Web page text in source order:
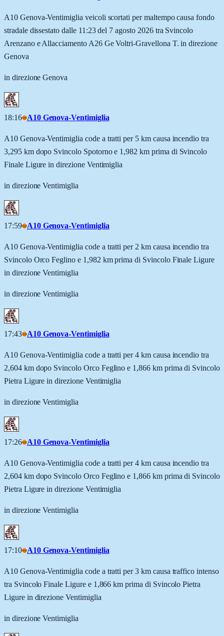
A10 Genova-Ventimiglia veicoli scortati per maltempo causa fondo
stradale dissestato dalle 11:23 del 7 agosto 2026 tra Svincolo
Arenzano e Allacciamento A26 Ge Voltri-Gravellona T. in direzione
Genova
in direzione Genova
18:16 A10 Genova-Ventimiglia
A10 Genova-Ventimiglia code a tratti per 5 km causa incendio tra
3,295 km dopo Svincolo Spotorno e 1,982 km prima di Svincolo
Finale Ligure in direzione Ventimiglia
in direzione Ventimiglia
17:59 A10 Genova-Ventimiglia
A10 Genova-Ventimiglia code a tratti per 2 km causa incendio tra
Svincolo Orco Feglino e 1,982 km prima di Svincolo Finale Ligure
in direzione Ventimiglia
in direzione Ventimiglia
17:43 A10 Genova-Ventimiglia
A10 Genova-Ventimiglia code a tratti per 4 km causa incendio tra
2,604 km dopo Svincolo Orco Feglino e 1,866 km prima di Svincolo
Pietra Ligure in direzione Ventimiglia
in direzione Ventimiglia
17:26 A10 Genova-Ventimiglia
A10 Genova-Ventimiglia code a tratti per 4 km causa incendio tra
2,604 km dopo Svincolo Orco Feglino e 1,866 km prima di Svincolo
Pietra Ligure in direzione Ventimiglia
in direzione Ventimiglia
17:10 A10 Genova-Ventimiglia
A10 Genova-Ventimiglia code a tratti per 3 km causa traffico intenso
tra Svincolo Finale Ligure e 1,866 km prima di Svincolo Pietra
Ligure in direzione Ventimiglia
in direzione Ventimiglia